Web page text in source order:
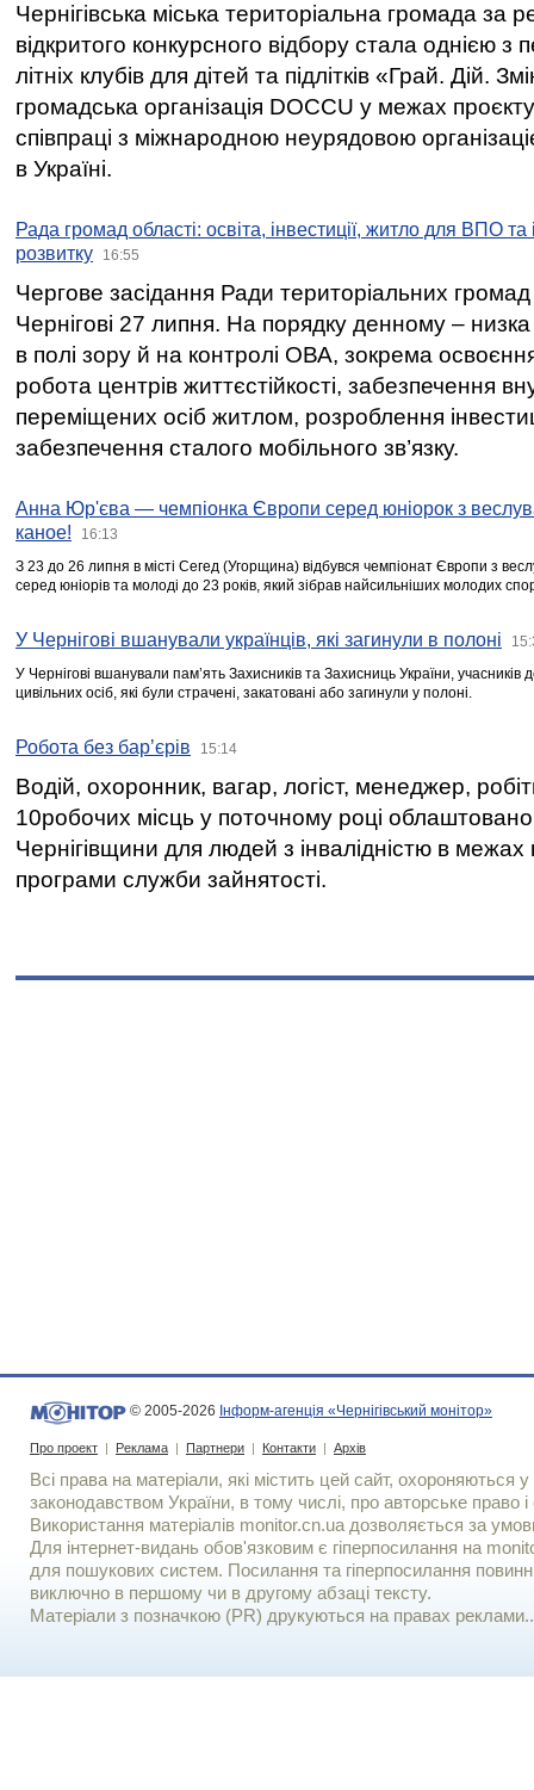
Чернігівська міська територіальна громада за
відкритого конкурсного відбору стала однією
літніх клубів для дітей та підлітків «Грай. Дій.
громадська організація DOCCU у межах
співпраці з міжнародною неурядовою
в Україні.
Рада громад області: освіта, інвестиції, житло для ВПО
розвитку
16:55
Чергове засідання Ради територіальних громад
Чернігові 27 липня. На порядку денному –
в полі зору й на контролі ОВА, зокрема освоєння
робота центрів життєстійкості, забезпечення
переміщених осіб житлом, розроблення
забезпечення сталого мобільного зв’язку.
Анна Юр'єва — чемпіонка Європи серед юніорок з
каное!
16:13
З 23 до 26 липня в місті Сегед (Угорщина) відбувся чемпіонат Європи з
серед юніорів та молоді до 23 років, який зібрав найсильніших молодих
У Чернігові вшанували українців, які загинули в полоні
У Чернігові вшанували пам’ять Захисників та Захисниць України,
цивільних осіб, які були страчені, закатовані або загинули у полоні.
Робота без бар’єрів 15:14
Водій, охоронник, вагар, логіст, менеджер,
10робочих місць у поточному році
Чернігівщини для людей з інвалідністю в межах
програми служби зайнятості.
© 2005-2026 Інформ-агенція «Чернігівський монітор»
Про проект | Реклама | Партнери | Контакти | Архів
Всі права на матеріали, які містить цей сайт, охороняються у
законодавством України, в тому числі, про авторське право і
Використання матерiалiв monitor.cn.ua дозволяється за
Для iнтернет-видань обов'язковим є гiперпосилання на
для пошукових систем. Посилання та гіперпосилання
виключно в першому чи в другому абзаці тексту.
Матеріали з позначкою (PR) друкуються на правах реклами..